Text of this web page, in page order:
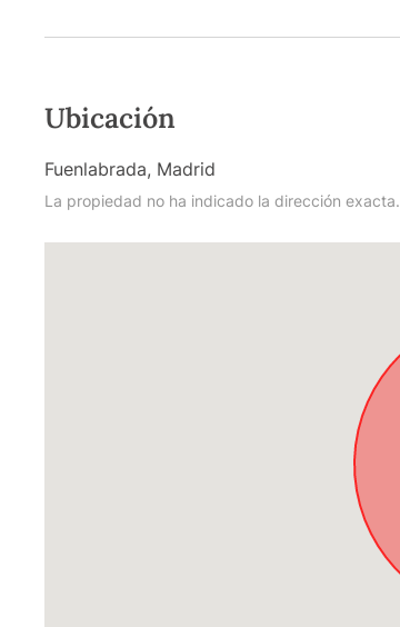
Ubicación
Fuenlabrada, Madrid
La propiedad no ha indicado la dirección exacta.